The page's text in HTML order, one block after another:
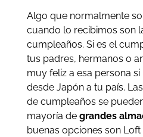
Algo que normalmente
cuando lo recibimos son
cumpleaños. Si es el
tus padres, hermanos o
muy feliz a esa persona
desde Japón a tu país.
de cumpleaños se
mayoría de grandes
buenas opciones son Loft